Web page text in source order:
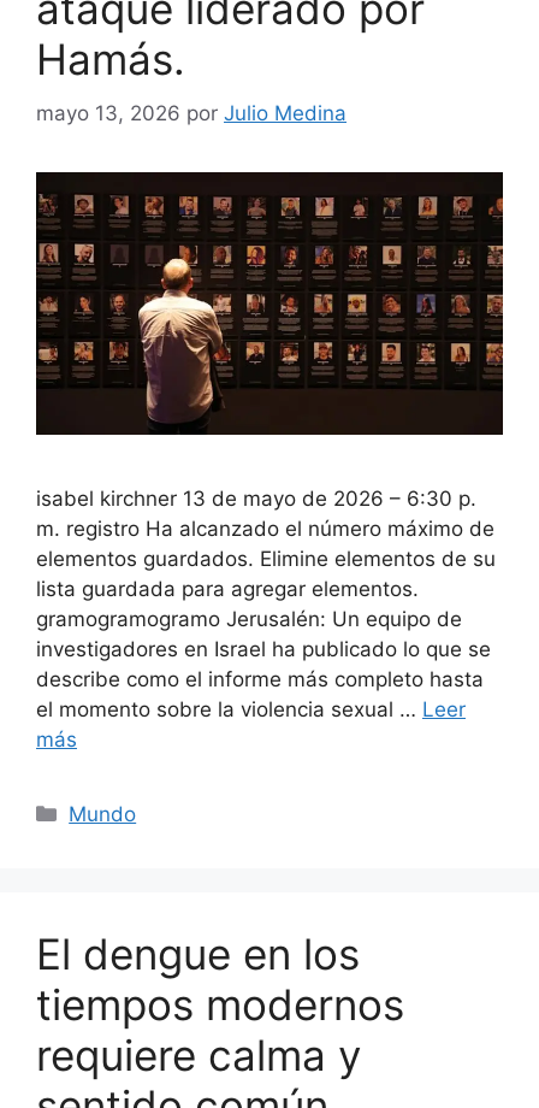
Hamás.
mayo 13, 2026 por Julio Medina
isabel kirchner 13 de mayo de 2026 – 6:30 p.
m. registro Ha alcanzado el número máximo de
elementos guardados. Elimine elementos de su
lista guardada para agregar elementos.
gramogramogramo Jerusalén: Un equipo de
investigadores en Israel ha publicado lo que se
describe como el informe más completo hasta
el momento sobre la violencia sexual … Leer
más
Categorías
Mundo
El dengue en los
tiempos modernos
requiere calma y